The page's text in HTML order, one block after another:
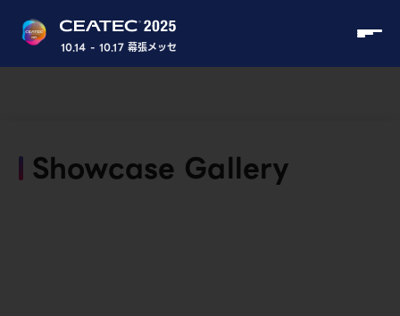
10.14 - 10.17 幕張メッセ
Showcase Gallery